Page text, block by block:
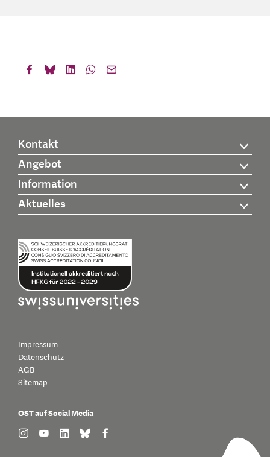
Kontakt
Angebot
Information
Aktuelles
Impressum
Datenschutz
AGB
Sitemap
OST auf Social Media
find us on: instagram
find us on: youtube
find us on: linkedin
find us on: bluesky
find us on: facebook